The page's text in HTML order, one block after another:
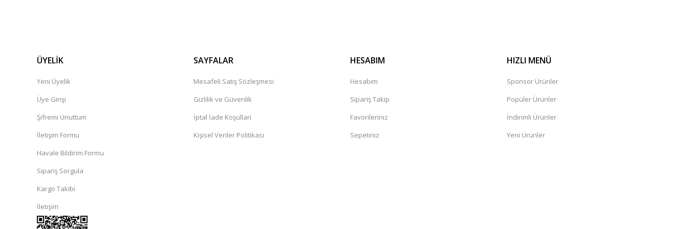
ÜYELİK
Yeni Üyelik
Üye Girişi
Şifremi Unuttum
İletişim Formu
Havale Bildirim Formu
Sipariş Sorgula
Kargo Takibi
İletişim
SAYFALAR
Mesafeli Satış Sözleşmesi
Gizlilik ve Güvenlik
İptal İade Koşullari
Kişisel Veriler Politikası
HESABIM
Hesabım
Sipariş Takip
Favorileriniz
Sepetiniz
HIZLI MENÜ
Sponsor Ürünler
Popüler Ürünler
İndirimli Ürünler
Yeni Ürünler